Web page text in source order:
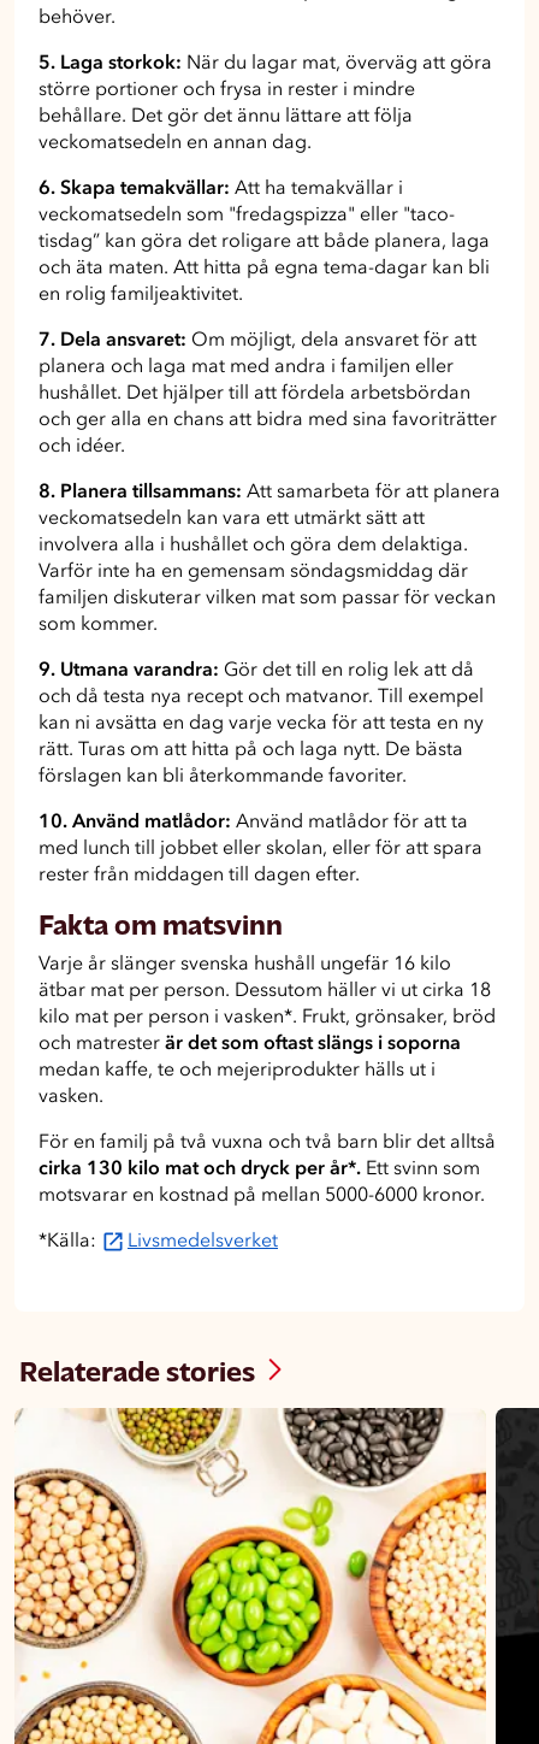
behöver.
5. Laga storkok: När du lagar mat, överväg att göra
större portioner och frysa in rester i mindre
behållare. Det gör det ännu lättare att följa
veckomatsedeln en annan dag.
6. Skapa temakvällar: Att ha temakvällar i
veckomatsedeln som "fredagspizza" eller "taco-
tisdag” kan göra det roligare att både planera, laga
och äta maten. Att hitta på egna tema-dagar kan bli
en rolig familjeaktivitet.
7. Dela ansvaret: Om möjligt, dela ansvaret för att
planera och laga mat med andra i familjen eller
hushållet. Det hjälper till att fördela arbetsbördan
och ger alla en chans att bidra med sina favoriträtter
och idéer.
8. Planera tillsammans: Att samarbeta för att planera
veckomatsedeln kan vara ett utmärkt sätt att
involvera alla i hushållet och göra dem delaktiga.
Varför inte ha en gemensam söndagsmiddag där
familjen diskuterar vilken mat som passar för veckan
som kommer.
9. Utmana varandra: Gör det till en rolig lek att då
och då testa nya recept och matvanor. Till exempel
kan ni avsätta en dag varje vecka för att testa en ny
rätt. Turas om att hitta på och laga nytt. De bästa
förslagen kan bli återkommande favoriter.
10. Använd matlådor: Använd matlådor för att ta
med lunch till jobbet eller skolan, eller för att spara
rester från middagen till dagen efter.
Fakta om matsvinn
Varje år slänger svenska hushåll ungefär 16 kilo
ätbar mat per person. Dessutom häller vi ut cirka 18
kilo mat per person i vasken*. Frukt, grönsaker, bröd
och matrester är det som oftast slängs i soporna
medan kaffe, te och mejeriprodukter hälls ut i
vasken.
För en familj på två vuxna och två barn blir det alltså
cirka 130 kilo mat och dryck per år*. Ett svinn som
motsvarar en kostnad på mellan 5000-6000 kronor.
*Källa:
Livsmedelsverket
Relaterade stories